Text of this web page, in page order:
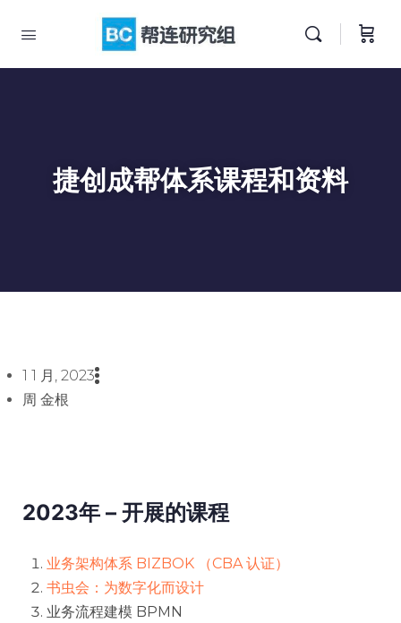
捷创成帮体系课程和资料
1 1 月, 2023
周 金根
2023年 – 开展的课程
业务架构体系 BIZBOK （CBA 认证）
书虫会：为数字化而设计
业务流程建模 BPMN